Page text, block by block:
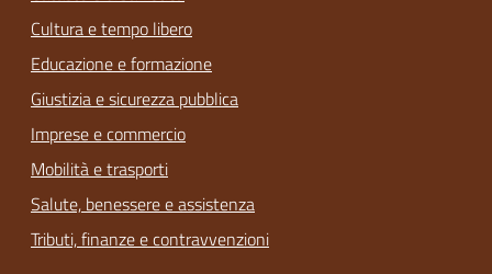
Cultura e tempo libero
Educazione e formazione
Giustizia e sicurezza pubblica
Imprese e commercio
Mobilità e trasporti
Salute, benessere e assistenza
Tributi, finanze e contravvenzioni